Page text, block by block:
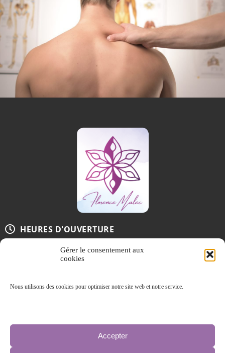
Gérer le consentement aux
cookies
Nous utilisons des cookies pour optimiser notre site web et notre service.
Accepter
HEURES D'OUVERTURE
Du lundi au vendredi de 08:30 à 18:00